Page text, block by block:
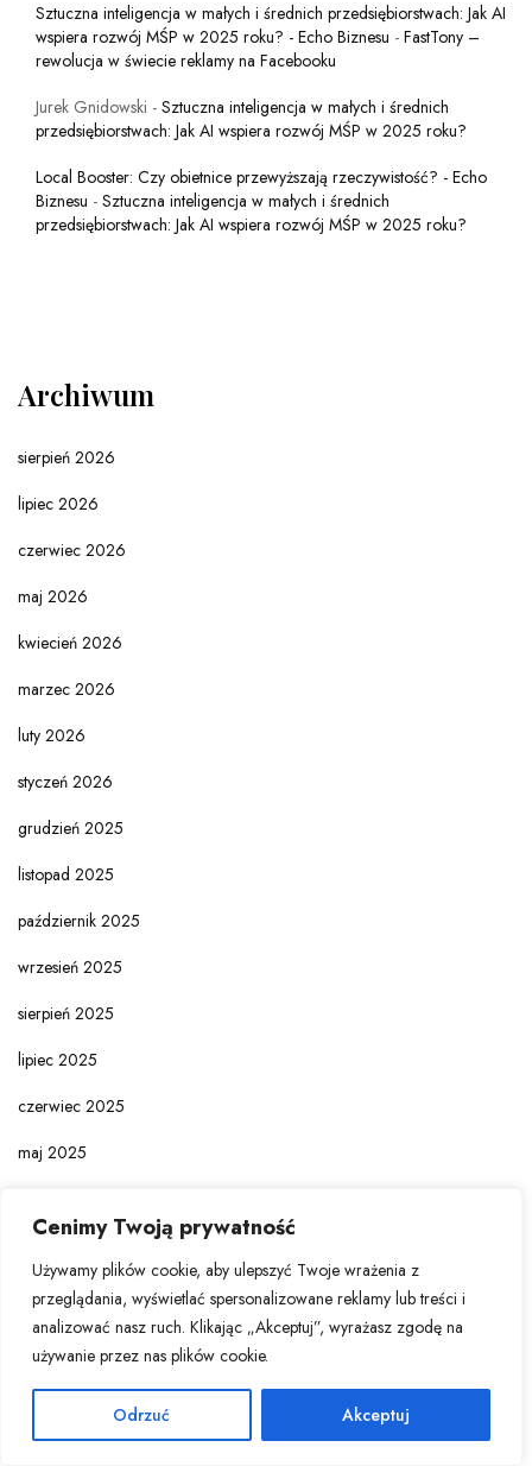
Cenimy Twoją prywatność
Używamy plików cookie, aby ulepszyć Twoje wrażenia z
przeglądania, wyświetlać spersonalizowane reklamy lub treści i
analizować nasz ruch. Klikając „Akceptuj”, wyrażasz zgodę na
używanie przez nas plików cookie.
Odrzuć Akceptuj
Sztuczna inteligencja w małych i średnich przedsiębiorstwach: Jak AI
wspiera rozwój MŚP w 2025 roku? - Echo Biznesu - FastTony –
rewolucja w świecie reklamy na Facebooku
Jurek Gnidowski - Sztuczna inteligencja w małych i średnich
przedsiębiorstwach: Jak AI wspiera rozwój MŚP w 2025 roku?
Local Booster: Czy obietnice przewyższają rzeczywistość? - Echo
Biznesu - Sztuczna inteligencja w małych i średnich
przedsiębiorstwach: Jak AI wspiera rozwój MŚP w 2025 roku?
Archiwum
sierpień 2026
lipiec 2026
czerwiec 2026
maj 2026
kwiecień 2026
marzec 2026
luty 2026
styczeń 2026
grudzień 2025
listopad 2025
październik 2025
wrzesień 2025
sierpień 2025
lipiec 2025
czerwiec 2025
maj 2025
marzec 2025
luty 2025
styczeń 2025
grudzień 2024